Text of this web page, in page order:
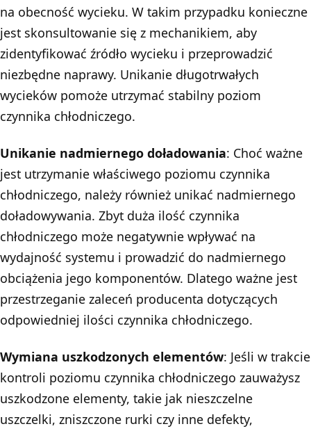
na obecność wycieku. W takim przypadku konieczne
jest skonsultowanie się z mechanikiem, aby
zidentyfikować źródło wycieku i przeprowadzić
niezbędne naprawy. Unikanie długotrwałych
wycieków pomoże utrzymać stabilny poziom
czynnika chłodniczego.
Unikanie nadmiernego doładowania: Choć ważne
jest utrzymanie właściwego poziomu czynnika
chłodniczego, należy również unikać nadmiernego
doładowywania. Zbyt duża ilość czynnika
chłodniczego może negatywnie wpływać na
wydajność systemu i prowadzić do nadmiernego
obciążenia jego komponentów. Dlatego ważne jest
przestrzeganie zaleceń producenta dotyczących
odpowiedniej ilości czynnika chłodniczego.
Wymiana uszkodzonych elementów: Jeśli w trakcie
kontroli poziomu czynnika chłodniczego zauważysz
uszkodzone elementy, takie jak nieszczelne
uszczelki, zniszczone rurki czy inne defekty,